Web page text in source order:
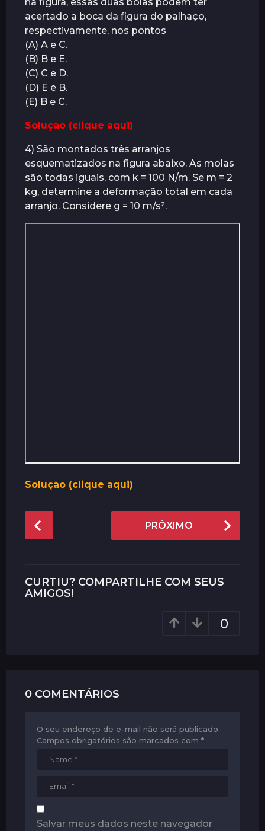
acertado a boca da figura do palhaço,
respectivamente, nos pontos
(A) A e C.
(B) B e E.
(C) C e D.
(D) E e B.
(E) B e C.
Solução (clique aqui)
4) São montados três arranjos
esquematizados na figura abaixo. As molas
são todas iguais, com k = 100 N/m. Se m = 2
kg, determine a deformação total em cada
arranjo. Considere g = 10 m/s².
Solução (clique aqui)
o
P
a
i
o
PRÓXIMO
CURTIU? COMPARTILHE COM SEUS
AMIGOS!
0
0 COMENTÁRIOS
O seu endereço de e-mail não será publicado.
Campos obrigatórios são marcados com *
Salvar meus dados neste navegador